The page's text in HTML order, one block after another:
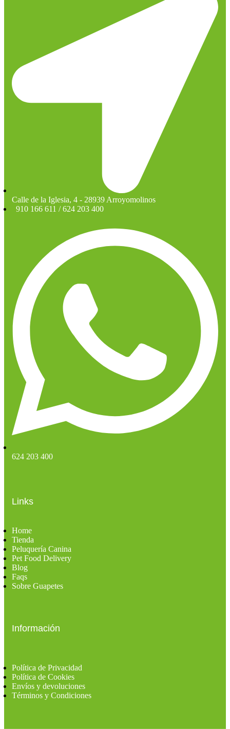
Calle de la Iglesia, 4 - 28939 Arroyomolinos
910 166 611 / 624 203 400
624 203 400
Links
Home
Tienda
Peluquería Canina
Pet Food Delivery
Blog
Faqs
Sobre Guapetes
Información
Política de Privacidad
Política de Cookies
Envíos y devoluciones
Términos y Condiciones